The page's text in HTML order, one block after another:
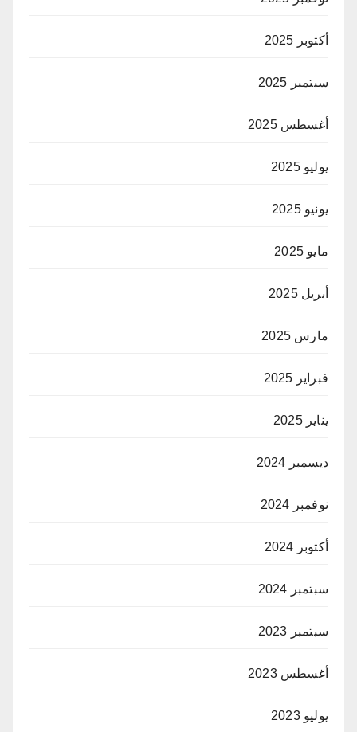
أكتوبر 2025
سبتمبر 2025
أغسطس 2025
يوليو 2025
يونيو 2025
مايو 2025
أبريل 2025
مارس 2025
فبراير 2025
يناير 2025
ديسمبر 2024
نوفمبر 2024
أكتوبر 2024
سبتمبر 2024
سبتمبر 2023
أغسطس 2023
يوليو 2023